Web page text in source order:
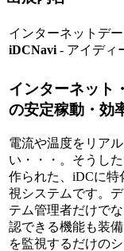
インターネットデ
iDCNavi - アイディ
インターネット
の安定稼動・効
電流や温度をリア
い・・・。そうし
作られた、iDCに特
視システムです。
テム管理者だけで
認できる機能も装
を監視するだけの